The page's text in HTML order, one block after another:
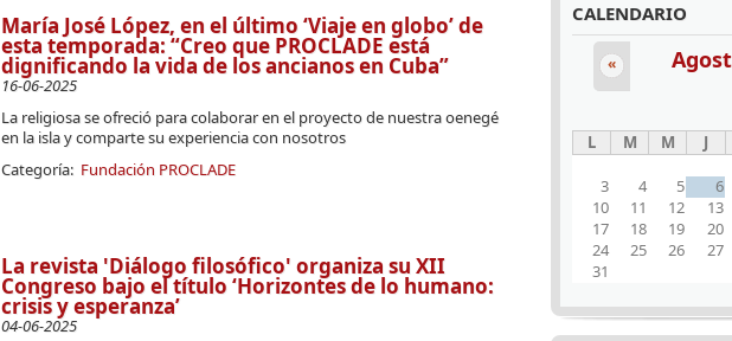
María José López, en el último ‘Viaje en globo’ de
esta temporada: “Creo que PROCLADE está
dignificando la vida de los ancianos en Cuba”
16-06-2025
La religiosa se ofreció para colaborar en el proyecto de nuestra oenegé
en la isla y comparte su experiencia con nosotros
Categoría: Fundación PROCLADE
La revista 'Diálogo filosófico' organiza su XII
Congreso bajo el título ‘Horizontes de lo humano:
crisis y esperanza’
04-06-2025
CALENDARIO
«
L M M J
3
4 5 6
10
11 12 13
17
18 19 20
24
25 26 27
31